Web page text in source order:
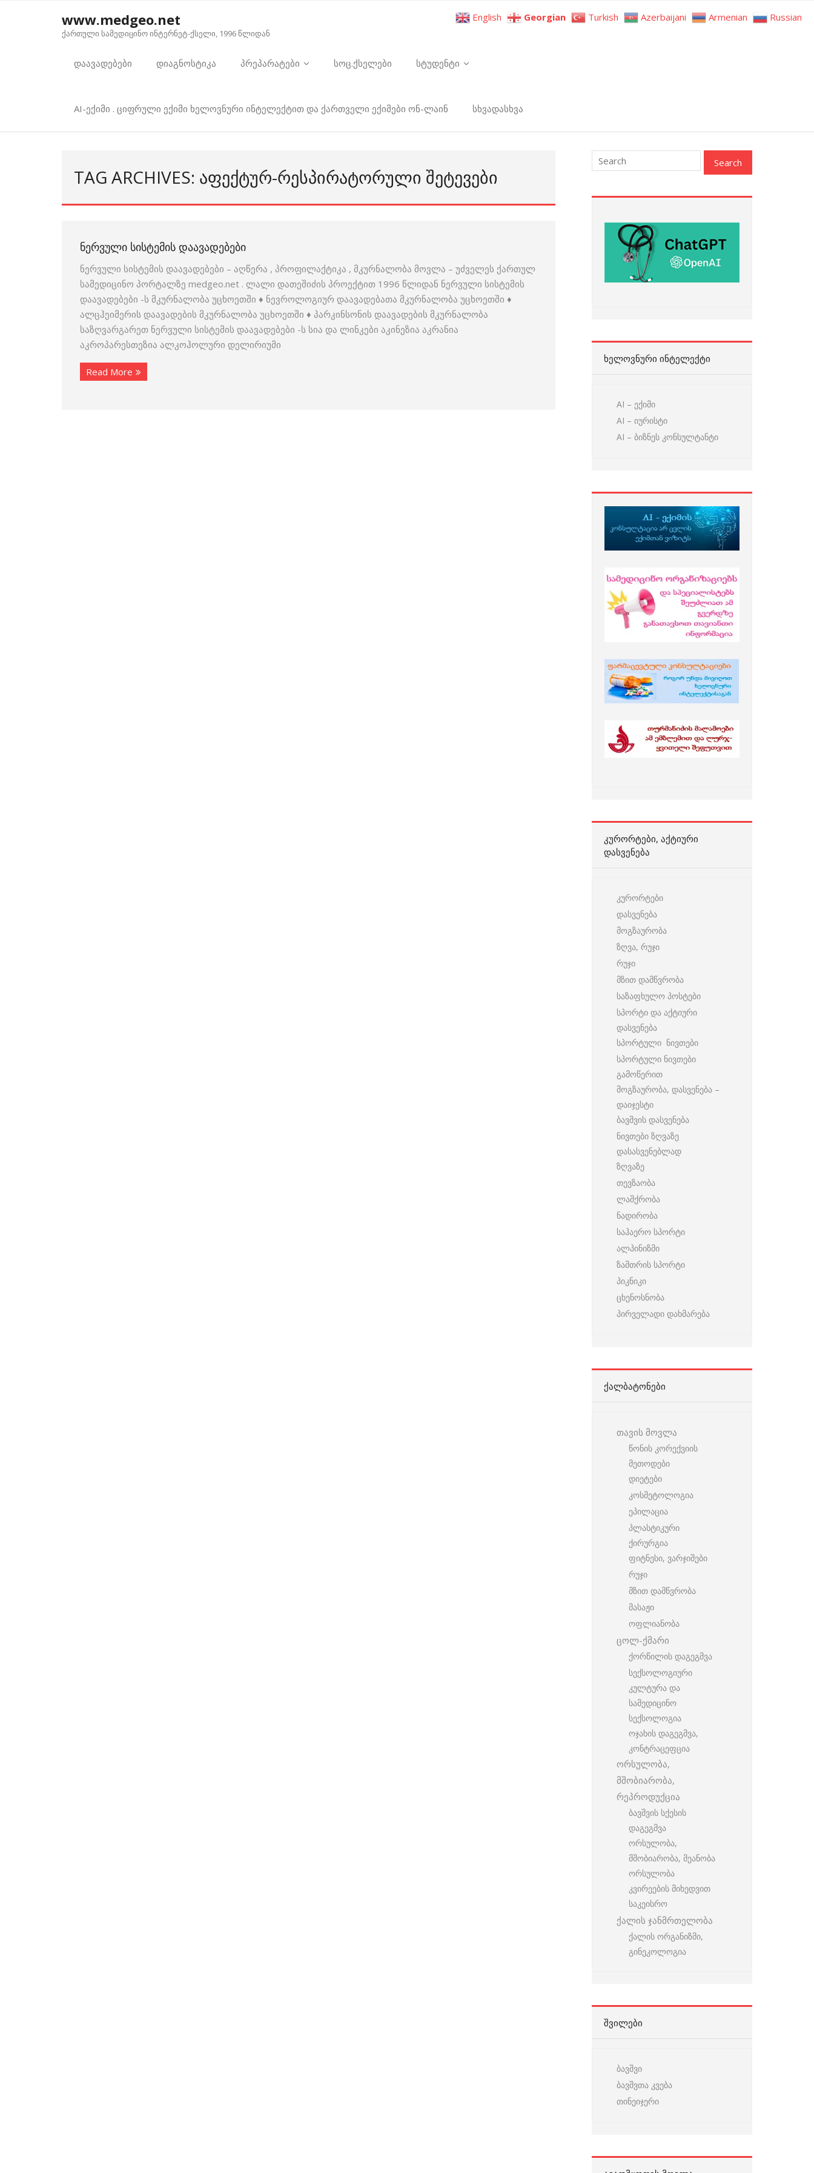
www.medgeo.net
ქართული სამედიცინო ინტერნეტ-ქსელი, 1996 წლიდან
დაავადებები დიაგნოსტიკა პრეპარატები სოც.ქსელები სტუდენტი
AI-ექიმი . ციფრული ექიმი ხელოვნური ინტელექტით და ქართველი ექიმები ონ-ლაინ სხვადასხვა
TAG ARCHIVES: ᲐᲤᲔᲥᲢᲣᲠ-ᲠᲔᲡᲞᲘᲠᲐᲢᲝᲠᲣᲚᲘ ᲨᲔᲢᲔᲕᲔᲑᲘ
ᲜᲔᲠᲕᲣᲚᲘ ᲡᲘᲡᲢᲔᲛᲘᲡ ᲓᲐᲐᲕᲐᲓᲔᲑᲔᲑᲘ
ნერვული სისტემის დაავადებები – აღწერა , პროფილაქტიკა , მკურნალობა მოვლა – უძველეს ქართულ
სამედიცინო პორტალზე medgeo.net . ლალი დათეშიძის პროექტით 1996 წლიდან ნერვული სისტემის
დაავადებები -ს მკურნალობა უცხოეთში ♦ ნევროლოგიურ დაავადებათა მკურნალობა უცხოეთში ♦
ალცჰეიმერის დაავადების მკურნალობა უცხოეთში ♦ პარკინსონის დაავადების მკურნალობა
საზღვარგარეთ ნერვული სისტემის დაავადებები -ს სია და ლინკები აკინეზია აკრანია
აკროპარესთეზია ალკოჰოლური დელირიუმი
Read More
ᲮᲔᲚᲝᲕᲜᲣᲠᲘ ᲘᲜᲢᲔᲚᲔᲥᲢᲘ
AI – ექიმი
AI – იურისტი
AI – ბიზნეს კონსულტანტი
ᲙᲣᲠᲝᲠᲢᲔᲑᲘ, ᲐᲥᲢᲘᲣᲠᲘ
ᲓᲐᲡᲕᲔᲜᲔᲑᲐ
კურორტები
დასვენება
მოგზაურობა
ზღვა, რუჯი
რუჯი
მზით დამწვრობა
საზაფხულო პოსტები
სპორტი და აქტიური
დასვენება
სპორტული ნივთები
სპორტული ნივთები
გამოწერით
მოგზაურობა, დასვენება –
დაიჯესტი
ბავშვის დასვენება
ნივთები ზღვაზე
დასასვენებლად
ზღვაზე
თევზაობა
ლაშქრობა
ნადირობა
საჰაერო სპორტი
ალპინიზმი
ზამთრის სპორტი
პიკნიკი
ცხენოსნობა
პირველადი დახმარება
ᲥᲐᲚᲑᲐᲢᲝᲜᲔᲑᲘ
თავის მოვლა
წონის კორექვიის
მეთოდები
დიეტები
კოსმეტოლოგია
ეპილაცია
პლასტიკური
ქირურგია
ფიტნესი, ვარჯიშები
რუჯი
მზით დამწვრობა
მასაჟი
ოფლიანობა
ცოლ-ქმარი
ქორწილის დაგეგმვა
სექსოლოგიური
კულტურა და
სამედიცინო
სექსოლოგია
ოჯახის დაგეგმვა,
კონტრაცეფცია
ორსულობა,
მშობიარობა,
რეპროდუქცია
ბავშვის სქესის
დაგეგმვა
ორსულობა,
მშობიარობა, მეანობა
ორსულობა
კვირეების მიხედვით
საკეისრო
ქალის ჯანმრთელობა
ქალის ორგანიზმი,
გინეკოლოგია
ᲨᲕᲘᲚᲔᲑᲘ
ბავშვი
ბავშვთა კვება
თინეიჯერი
English Georgian Turkish Azerbaijani Armenian Russian